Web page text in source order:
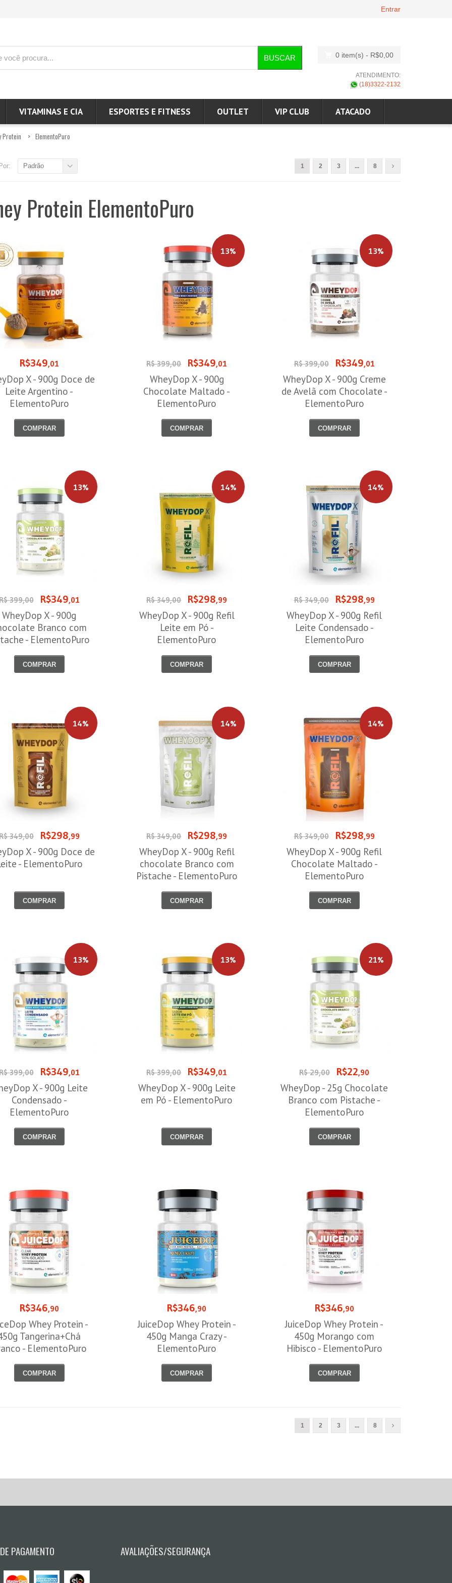
Entrar
BUSCAR 0 item(s) - R$0,00
ATENDIMENTO:
(18)3322-2132
VITAMINAS E CIA ESPORTES E FITNESS OUTLET VIP CLUB ATACADO
Protein ElementoPuro
Padrão 1 2 3 ... 8
Protein ElementoPuro
R$349,01
X - 900g Doce de
Leite Argentino -
ElementoPuro
COMPRAR
13%
R$ 399,00 R$349,01
WheyDop X - 900g
Chocolate Maltado -
ElementoPuro
COMPRAR
13%
R$ 399,00 R$349,01
WheyDop X - 900g Creme
de Avelã com Chocolate -
ElementoPuro
COMPRAR
13%
399,00 R$349,01
WheyDop X - 900g
Branco com
- ElementoPuro
COMPRAR
14%
R$ 349,00 R$298,99
WheyDop X - 900g Refil
Leite em Pó -
ElementoPuro
COMPRAR
14%
R$ 349,00 R$298,99
WheyDop X - 900g Refil
Leite Condensado -
ElementoPuro
COMPRAR
14%
349,00 R$298,99
X - 900g Doce de
- ElementoPuro
COMPRAR
14%
R$ 349,00 R$298,99
WheyDop X - 900g Refil
chocolate Branco com
Pistache - ElementoPuro
COMPRAR
14%
R$ 349,00 R$298,99
WheyDop X - 900g Refil
Chocolate Maltado -
ElementoPuro
COMPRAR
13%
399,00 R$349,01
X - 900g Leite
Condensado -
ElementoPuro
COMPRAR
13%
R$ 399,00 R$349,01
WheyDop X - 900g Leite
em Pó - ElementoPuro
COMPRAR
21%
R$ 29,00 R$22,90
WheyDop - 25g Chocolate
Branco com Pistache -
ElementoPuro
COMPRAR
R$346,90
Whey Protein -
Tangerina+Chá
- ElementoPuro
COMPRAR
R$346,90
JuiceDop Whey Protein -
450g Manga Crazy -
ElementoPuro
COMPRAR
R$346,90
JuiceDop Whey Protein -
450g Morango com
Hibisco - ElementoPuro
COMPRAR
1 2 3 ... 8
PAGAMENTO AVALIAÇÕES/SEGURANÇA